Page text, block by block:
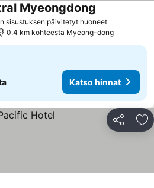
sisustuksen päivitetyt huoneet
Myeongdong
0.4 km kohteesta Myeong-dong
Katso hinnat
Jaa